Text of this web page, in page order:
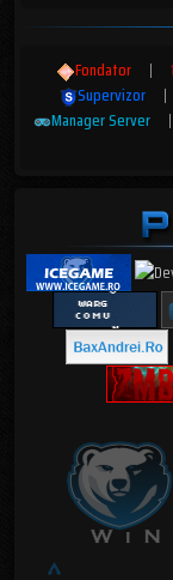
Fondator |
Supervizor
|
Manager Server
|